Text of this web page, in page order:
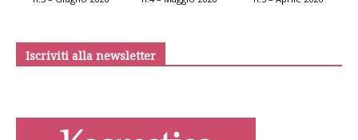
Iscriviti alla newsletter